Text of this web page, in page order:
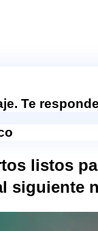
Te
listos
siguiente